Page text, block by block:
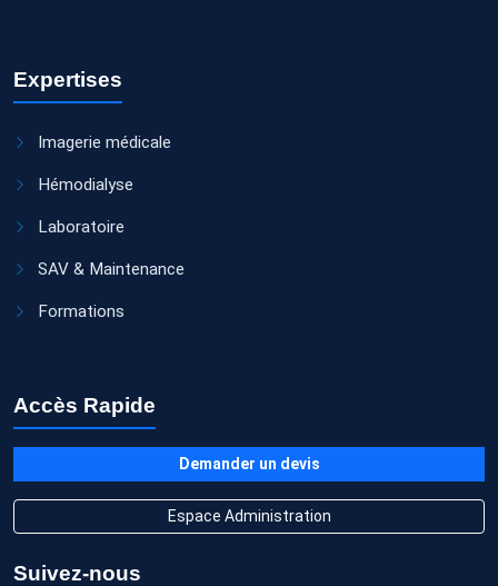
Expertises
Imagerie médicale
Hémodialyse
Laboratoire
SAV & Maintenance
Formations
Accès Rapide
Demander un devis
Espace Administration
Suivez-nous